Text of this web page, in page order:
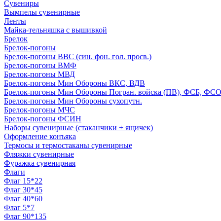
Сувениры
Вымпелы сувенирные
Ленты
Майка-тельняшка с вышивкой
Брелок
Брелок-погоны
Брелок-погоны ВВС (син. фон. гол. просв.)
Брелок-погоны ВМФ
Брелок-погоны МВД
Брелок-погоны Мин Обороны ВКС, ВДВ
Брелок-погоны Мин Обороны Погран. войска (ПВ), ФСБ, ФСО
Брелок-погоны Мин Обороны сухопутн.
Брелок-погоны МЧС
Брелок-погоны ФСИН
Наборы сувенирные (стаканчики + ящичек)
Оформление конъяка
Термосы и термостаканы сувенирные
Фляжки сувенирные
Фуражка сувенирная
Флаги
Флаг 15*22
Флаг 30*45
Флаг 40*60
Флаг 5*7
Флаг 90*135